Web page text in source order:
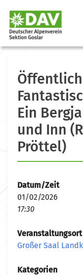
Ein
und Inn
Pröttel)
Datum/Zeit
01/02/2026
17:30
Veranstaltungsort
Großer Saal
Kategorien